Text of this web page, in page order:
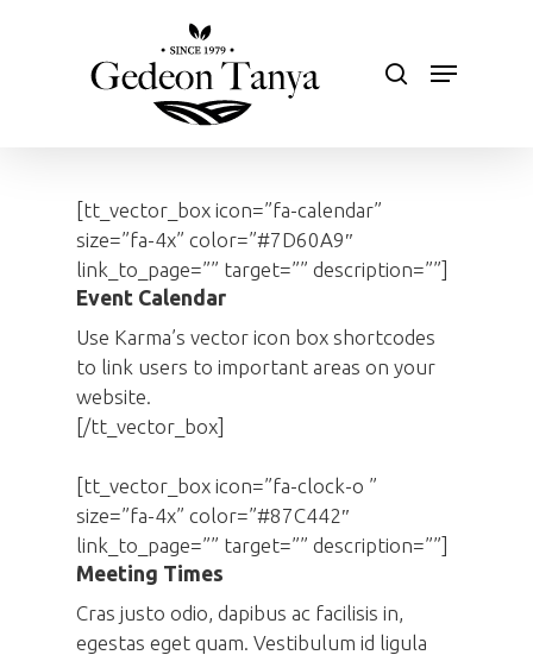
Menu
[tt_vector_box icon=”fa-calendar”
size=”fa-4x” color=”#7D60A9″
link_to_page=”” target=”” description=””]
Event Calendar
Use Karma’s vector icon box shortcodes
to link users to important areas on your
website.
[/tt_vector_box]
[tt_vector_box icon=”fa-clock-o ”
size=”fa-4x” color=”#87C442″
link_to_page=”” target=”” description=””]
Meeting Times
Cras justo odio, dapibus ac facilisis in,
egestas eget quam. Vestibulum id ligula